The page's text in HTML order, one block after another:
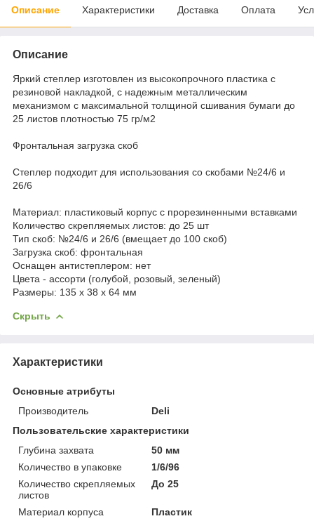
Описание Характеристики Доставка Оплата
Описание
Яркий степлер изготовлен из высокопрочного пластика с
резиновой накладкой, с надежным металлическим
механизмом с максимальной толщиной сшивания бумаги до
25 листов плотностью 75 гр/м2
Фронтальная загрузка скоб
Степлер подходит для использования со скобами №24/6 и
26/6
Материал: пластиковый корпус с прорезиненными вставками
Количество скрепляемых листов: до 25 шт
Тип скоб: №24/6 и 26/6 (вмещает до 100 скоб)
Загрузка скоб: фронтальная
Оснащен антистеплером: нет
Цвета - ассорти (голубой, розовый, зеленый)
Размеры: 135 х 38 х 64 мм
Скрыть
Характеристики
Основные атрибуты
Производитель
Deli
Пользовательские характеристики
Глубина захвата
50 мм
Количество в упаковке
1/6/96
Количество скрепляемых
листов
До 25
Материал корпуса
Пластик